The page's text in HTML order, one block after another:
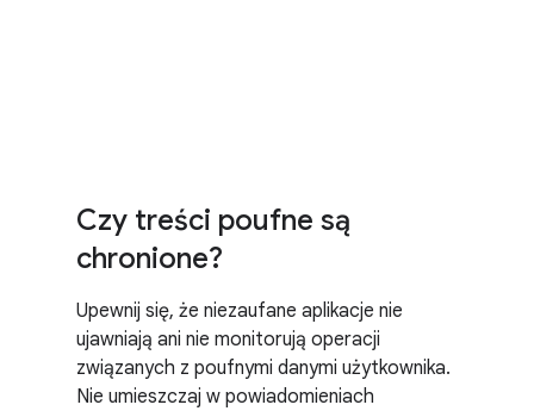
Czy treści poufne są
chronione?
Upewnij się, że niezaufane aplikacje nie
ujawniają ani nie monitorują operacji
związanych z poufnymi danymi użytkownika.
Nie umieszczaj w powiadomieniach